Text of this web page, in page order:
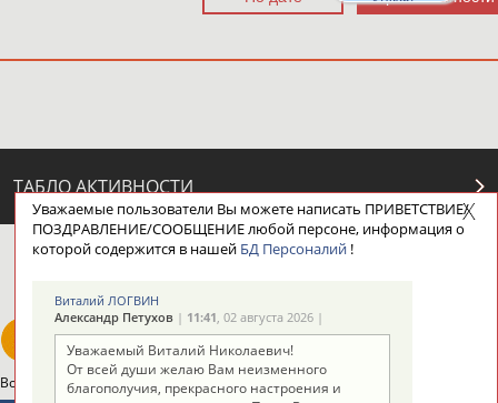
46619
ТАБЛО АКТИВНОСТИ
ЦЕЛИ ПРОЕКТА НАШИ КНОПКИ
Вопросы сотрудничества и совместной деятельности
Уважаемые пользователи Вы можете написать ПРИВЕТСТВИЕ/
ПОЗДРАВЛЕНИЕ/СООБЩЕНИЕ любой персоне, информация о
которой содержится в нашей БД Персоналий!
Виталий ЛОГВИН
Александр Петухов| 11:41, 02 августа 2026 |
Уважаемый Виталий Николаевич!
От всей души желаю Вам неизменного
благополучия, прекрасного настроения и